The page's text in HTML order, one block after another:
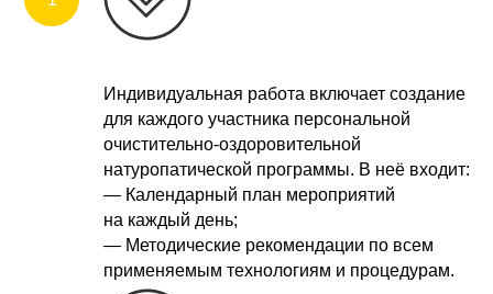
Индивидуальная работа включает создание
для каждого участника персональной
очистительно-оздоровительной
натуропатической программы. В неё входит:
— Календарный план мероприятий
на каждый день;
— Методические рекомендации по всем
применяемым технологиям и процедурам.